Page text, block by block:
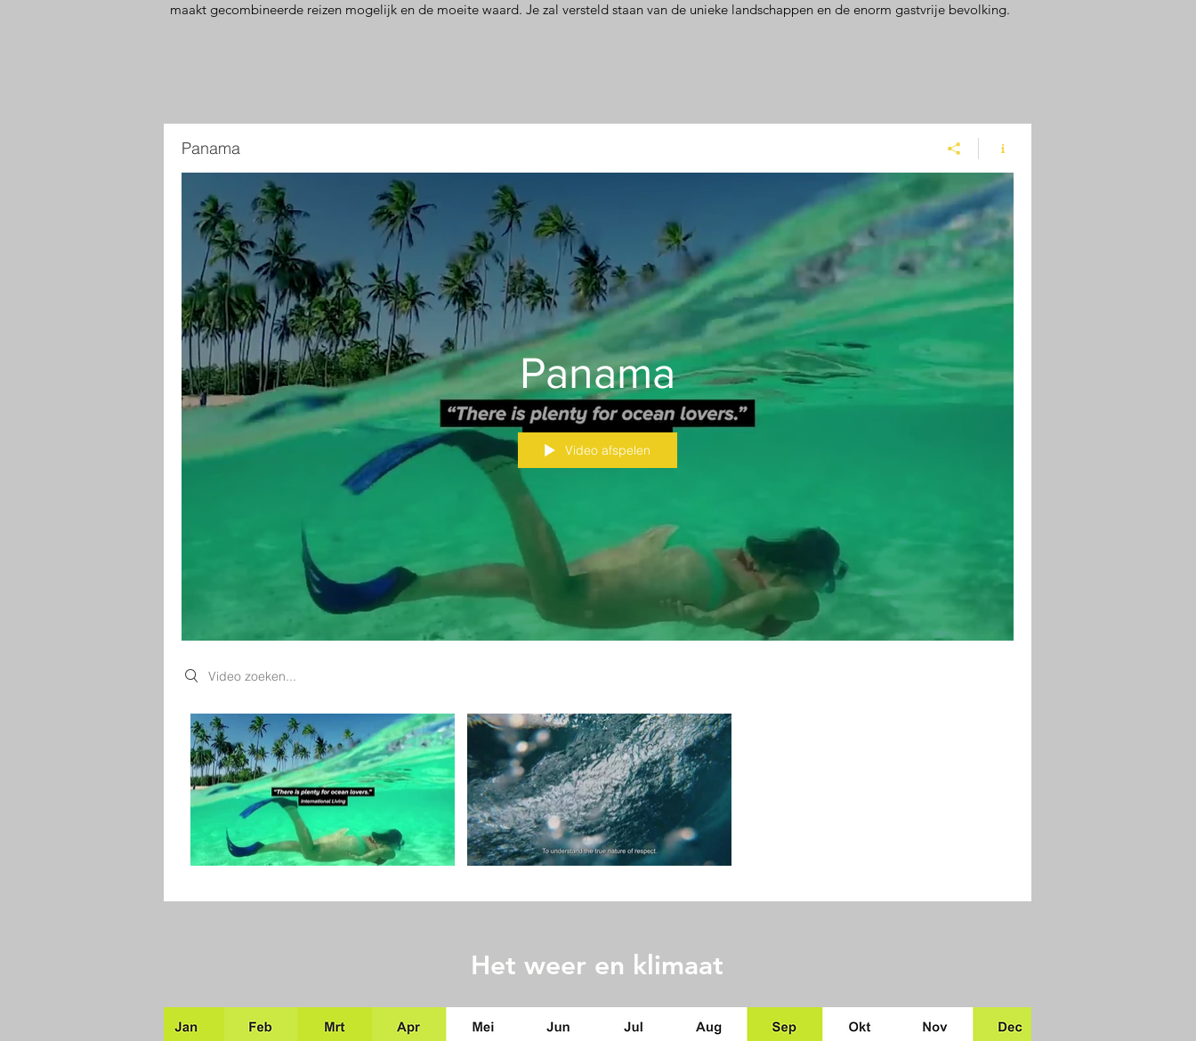
maakt gecombineerde reizen mogelijk en de moeite waard. Je zal versteld staan van de unieke landschappen en de enorm gastvrije bevolking.
Panama
Panama
Video afspelen
Search videos
Het weer en klimaat